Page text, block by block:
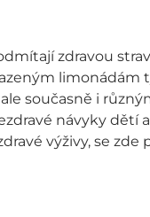
zdravou
limonádám
současně i
návyky dětí
výživy, se zde